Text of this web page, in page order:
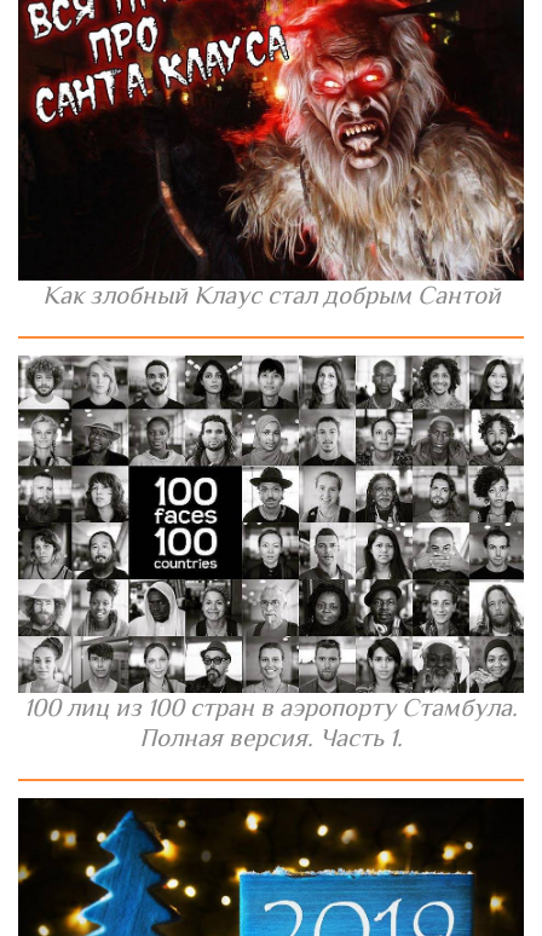
Как злобный Клаус стал добрым Сантой
100 лиц из 100 стран в аэропорту Стамбула.
Полная версия. Часть 1.